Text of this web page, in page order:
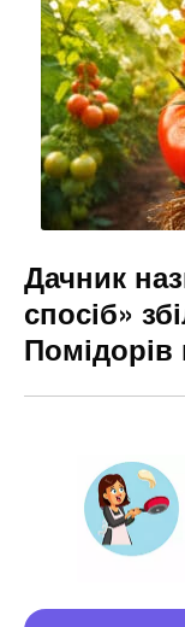
Дачник
спосіб»
Помідорів